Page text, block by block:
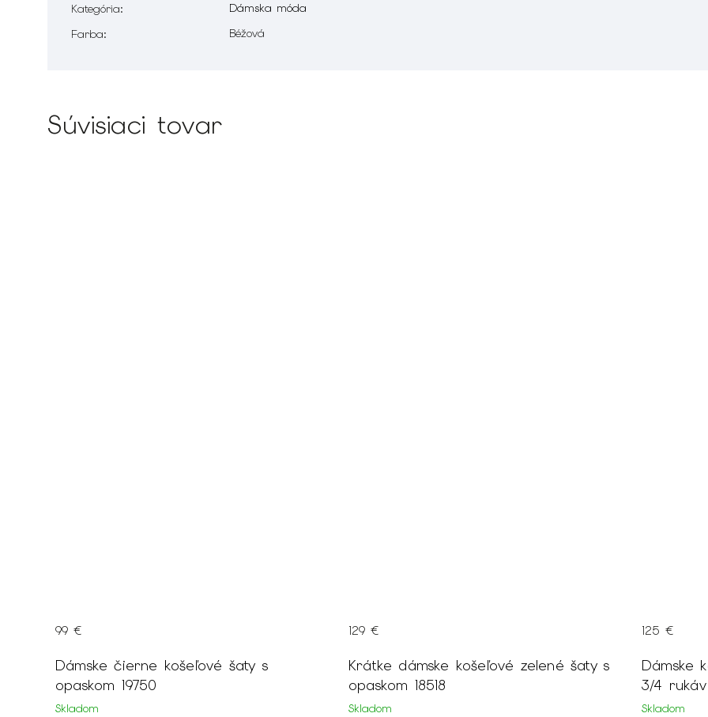
Kategória:
Dámska móda
Farba: Béžová
Súvisiaci tovar
Krátke dámske košeľové zelené šaty s
opaskom 18518
Skladom
129 €
Dámske košeľové čierne dlhšie šaty na
3/4 rukáv 20095
Skladom
125 €
Dámske
šaty na
Skladom
125 €